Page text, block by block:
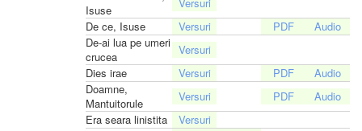
Isuse
De ce, Isuse
De-ai lua pe umeri
crucea
Dies irae
Doamne,
Mantuitorule
Era seara linistita